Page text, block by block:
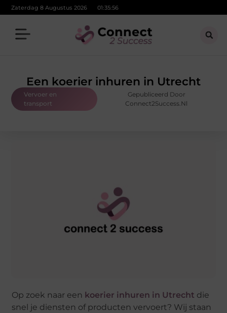
Zaterdag 8 Augustus 2026 01:35:57
Een koerier inhuren in Utrecht
Vervoer en
transport
Gepubliceerd Door
Connect2Success.nl
Op zoek naar een koerier inhuren in Utrecht die
snel je diensten of producten vervoert? Wij staan